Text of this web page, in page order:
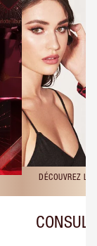
DÉCOUVREZ